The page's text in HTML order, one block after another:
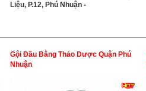
Liệu, P.12, Phú Nhuận -
Gội Đầu Bằng Thảo Dược Quận Phú
Nhuận